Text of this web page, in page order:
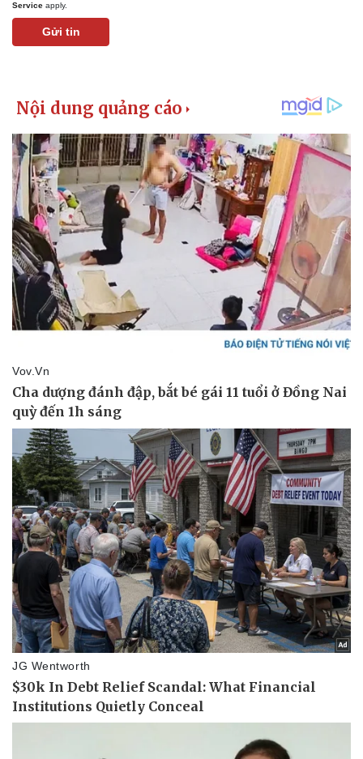
Doanh nghiệp
Thông tin doanh nghiệp
Doanh nghiệp 24h
Doanh nhân
Vì cộng đồng
Công nghệ
Tin Công nghệ
Trải nghiệm
Chuyển đổi số
Service apply.
Gửi tin